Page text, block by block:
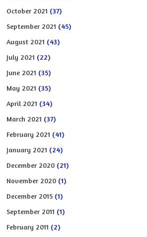
October 2021 (37)
September 2021 (45)
August 2021 (43)
July 2021 (22)
June 2021 (35)
May 2021 (35)
April 2021 (34)
March 2021 (37)
February 2021 (41)
January 2021 (24)
December 2020 (21)
November 2020 (1)
December 2015 (1)
September 2011 (1)
February 2011 (2)